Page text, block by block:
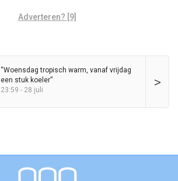
Adverteren? [9]
>
“Woensdag tropisch warm, vanaf vrijdag
een stuk koeler”
23:59 - 28 juli